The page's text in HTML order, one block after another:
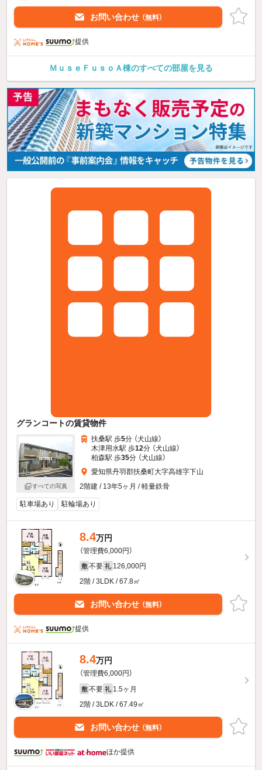
お問い合わせ （無料）
提供
ＭｕｓｅＦｕｓｏＡ棟のすべての部屋を見る
グランコートの賃貸物件
すべての写真
扶桑駅 歩5分 （犬山線）
木津用水駅 歩12分 （犬山線）
柏森駅 歩35分 （犬山線）
愛知県丹羽郡扶桑町大字高雄字下山
2階建 / 13年5ヶ月 / 軽量鉄骨
駐車場あり 駐輪場あり
8.4万円
（管理費6,000円）
敷 不要 礼 126,000円
2階 / 3LDK / 67.8㎡
お問い合わせ （無料）
提供
8.4万円
（管理費6,000円）
敷 不要 礼 1.5ヶ月
2階 / 3LDK / 67.49㎡
お問い合わせ （無料）
ほか提供